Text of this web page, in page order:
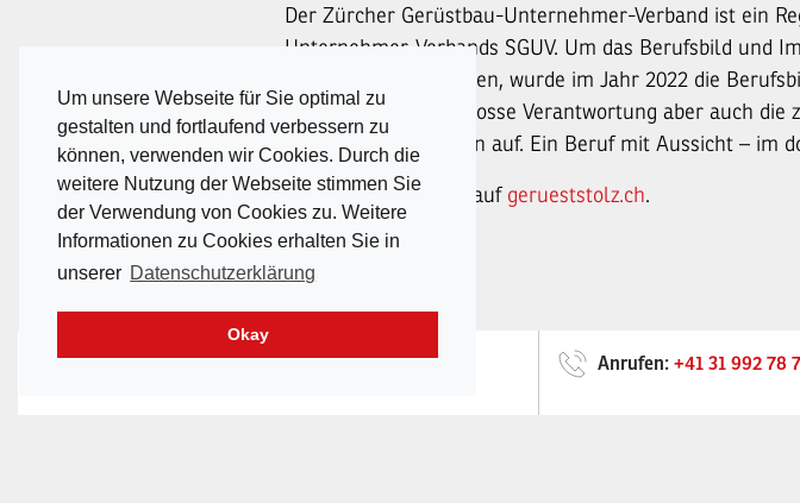
Um unsere Webseite für Sie optimal zu
gestalten und fortlaufend verbessern zu
können, verwenden wir Cookies. Durch die
weitere Nutzung der Webseite stimmen Sie
der Verwendung von Cookies zu. Weitere
Informationen zu Cookies erhalten Sie in
unserer Datenschutzerklärung
Okay
Der Zürcher Gerüstbau-Unternehmer-Verband ist ein
Unternehmer-Verbands SGUV. Um das Berufsbild und
stärker zu positionieren, wurde im Jahr 2022 die
zeigt der SGUV die grosse Verantwortung aber auch
der GerüstbauerInnen auf. Ein Beruf mit Aussicht – im
Mehr Informationen auf gerueststolz.ch.
Login Mitgliederbereich Anrufen: +41 31 992 78